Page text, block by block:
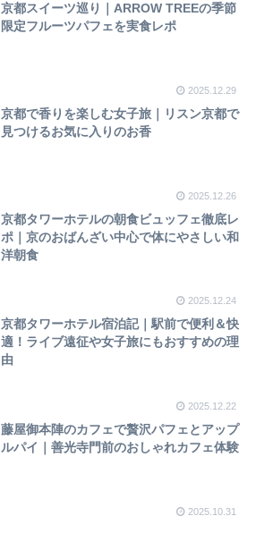
京都スイーツ巡り｜ARROW TREEの季節
限定フルーツパフェを実食レポ
2025.12.29
京都で香りを楽しむ女子旅｜リスン京都で
見つけるお気に入りのお香
2025.12.26
京都タワーホテルの朝食ビュッフェ徹底レ
ポ｜京のおばんざい中心で体にやさしい和
洋朝食
2025.12.24
京都タワーホテル宿泊記｜駅前で便利＆快
適！ライブ遠征や女子旅にもおすすめの理
由
2025.12.22
藤屋御本陣のカフェで贅沢パフェとアップ
ルパイ｜善光寺門前のおしゃれカフェ体験
2025.10.31